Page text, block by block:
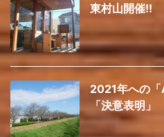
東村山開催!!
2021年への
「決意表明」